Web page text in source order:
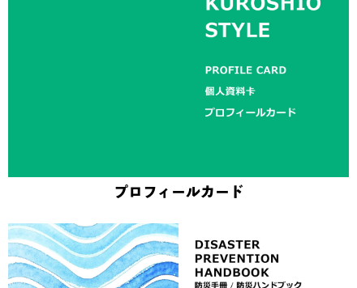
プロフィールカード